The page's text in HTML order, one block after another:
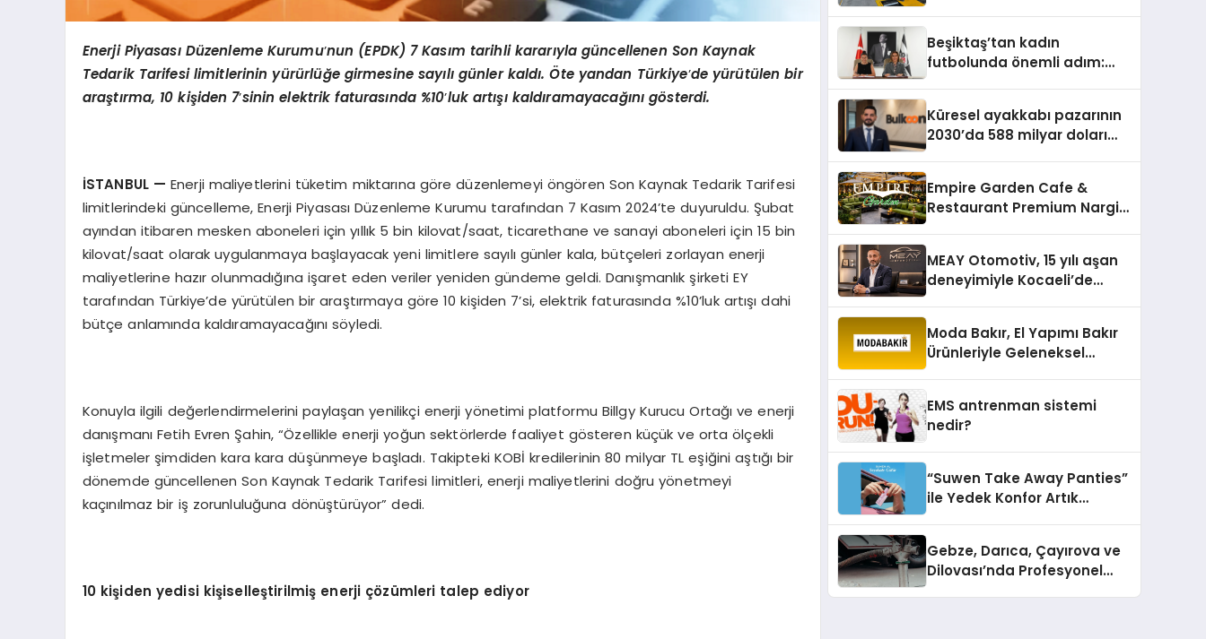
Enerji Piyasası Düzenleme Kurumu’nun (EPDK) 7 Kasım tarihli kararıyla güncellenen Son Kaynak
Tedarik Tarifesi limitlerinin yürürlüğe girmesine sayılı günler kaldı. Öte yandan Türkiye’de yürütülen bir
araştırma, 10 kişiden 7’sinin elektrik faturasında %10’luk artışı kaldıramayacağını gösterdi.
İSTANBUL — Enerji maliyetlerini tüketim miktarına göre düzenlemeyi öngören Son Kaynak Tedarik Tarifesi
limitlerindeki güncelleme, Enerji Piyasası Düzenleme Kurumu tarafından 7 Kasım 2024’te duyuruldu. Şubat
ayından itibaren mesken aboneleri için yıllık 5 bin kilovat/saat, ticarethane ve sanayi aboneleri için 15 bin
kilovat/saat olarak uygulanmaya başlayacak yeni limitlere sayılı günler kala, bütçeleri zorlayan enerji
maliyetlerine hazır olunmadığına işaret eden veriler yeniden gündeme geldi. Danışmanlık şirketi EY
tarafından Türkiye’de yürütülen bir araştırmaya göre 10 kişiden 7’si, elektrik faturasında %10’luk artışı dahi
bütçe anlamında kaldıramayacağını söyledi.
Konuyla ilgili değerlendirmelerini paylaşan yenilikçi enerji yönetimi platformu Billgy Kurucu Ortağı ve enerji
danışmanı Fetih Evren Şahin, “Özellikle enerji yoğun sektörlerde faaliyet gösteren küçük ve orta ölçekli
işletmeler şimdiden kara kara düşünmeye başladı. Takipteki KOBİ kredilerinin 80 milyar TL eşiğini aştığı bir
dönemde güncellenen Son Kaynak Tedarik Tarifesi limitleri, enerji maliyetlerini doğru yönetmeyi
kaçınılmaz bir iş zorunluluğuna dönüştürüyor” dedi.
10 kişiden yedisi kişiselleştirilmiş enerji çözümleri talep ediyor
Beşiktaş’tan kadın
futbolunda önemli adım:
Gündoğdu kulüp hafızasını
geleceğe taşıyacak
Küresel ayakkabı pazarının
2030’da 588 milyar doları
Empire Garden Cafe &
Restaurant Premium Nargile
MEAY Otomotiv, 15 yılı aşan
deneyimiyle Kocaeli’de
Moda Bakır, El Yapımı Bakır
Ürünleriyle Geleneksel
EMS antrenman sistemi
nedir?
“Suwen Take Away Panties”
ile Yedek Konfor Artık
Gebze, Darıca, Çayırova ve
Dilovası’nda Profesyonel